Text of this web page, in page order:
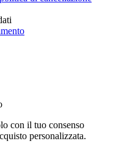
con il tuo consenso
personalizzata.